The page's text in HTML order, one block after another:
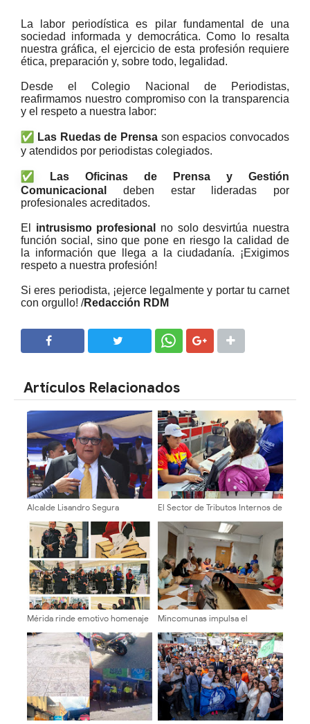
La labor periodística es pilar fundamental de una
sociedad informada y democrática. Como lo resalta
nuestra gráfica, el ejercicio de esta profesión requiere
ética, preparación y, sobre todo, legalidad.
Desde el Colegio Nacional de Periodistas,
reafirmamos nuestro compromiso con la transparencia
y el respeto a nuestra labor:
Las Ruedas de Prensason espacios convocados
y atendidos por periodistas colegiados.
Las Oficinas de Prensa y Gestión
Comunicacional
deben estar lideradas por
profesionales acreditados.
El intrusismo profesional
no solo desvirtúa nuestra
función social, sino que pone en riesgo la calidad de
la información que llega a la ciudadanía. ¡Exigimos
respeto a nuestra profesión!
Si eres periodista, ¡ejerce legalmente y portar tu carnet
con orgullo! /Redacción RDM
Artículos Relacionados
Alcalde Lisandro Segura
la ciudad solo con acto solemne
El Sector de Tributos Internos de
servidores públicos al servicio
del pueblo merideño
Mérida rinde emotivo homenaje
en La Guaira
Mincomunas impulsa el
plan de actualización y atención
territorial